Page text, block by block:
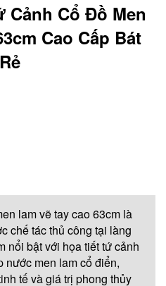
Cảnh Cổ Đồ Men
Cao Cấp Bát
lam vẽ tay cao 63cm là
chế tác thủ công tại làng
nổi bật với họa tiết tứ cảnh
nước men lam cổ điển,
tế và giá trị phong thủy